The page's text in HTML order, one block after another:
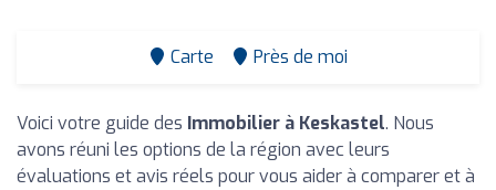
Carte Près de moi
Voici votre guide des Immobilier à Keskastel. Nous
avons réuni les options de la région avec leurs
évaluations et avis réels pour vous aider à comparer et à